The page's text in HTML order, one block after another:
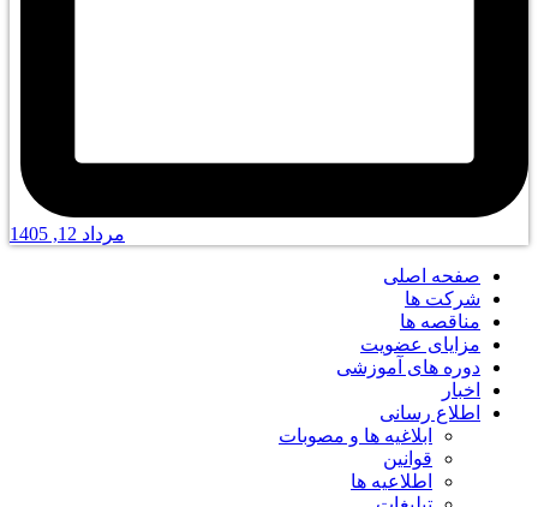
مرداد 12, 1405
صفحه اصلی
شرکت ها
مناقصه ها
مزایای عضویت
دوره های آموزشی
اخبار
اطلاع رسانی
ابلاغیه ها و مصوبات
قوانین
اطلاعیه ها